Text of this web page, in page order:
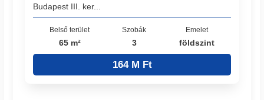
Budapest III. ker...
Belső terület
65 m²
Szobák
3
Emelet
földszint
164 M Ft